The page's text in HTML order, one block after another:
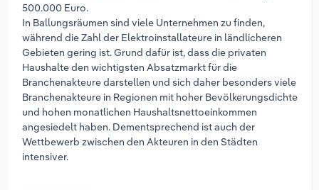
500.000 Euro.
In Ballungsräumen sind viele Unternehmen zu finden,
während die Zahl der Elektroinstallateure in ländlicheren
Gebieten gering ist. Grund dafür ist, dass die privaten
Haushalte den wichtigsten Absatzmarkt für die
Branchenakteure darstellen und sich daher besonders viele
Branchenakteure in Regionen mit hoher Bevölkerungsdichte
und hohen monatlichen Haushaltsnettoeinkommen
angesiedelt haben. Dementsprechend ist auch der
Wettbewerb zwischen den Akteuren in den Städten
intensiver.